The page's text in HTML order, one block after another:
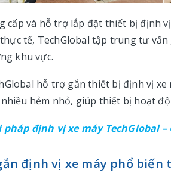
cấp và hỗ trợ lắp đặt thiết bị định
tế, TechGlobal tập trung tư
khu vực.
hỗ trợ gắn thiết bị định vị
hẻm nhỏ, giúp thiết bị hoạt
pháp định vị xe máy TechGlobal
định vị xe máy phổ biến